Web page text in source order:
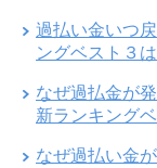
過払い金いつ
ングベスト３
なぜ過払金が
新ランキング
なぜ過払い金